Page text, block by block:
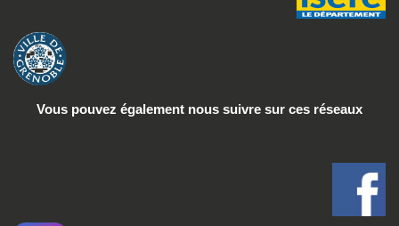
Vous pouvez également nous suivre sur ces réseaux